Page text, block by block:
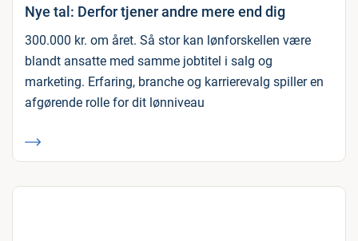
Nye tal: Derfor tjener andre mere end dig
300.000 kr. om året. Så stor kan lønforskellen være
blandt ansatte med samme jobtitel i salg og
marketing. Erfaring, branche og karrierevalg spiller en
afgørende rolle for dit lønniveau